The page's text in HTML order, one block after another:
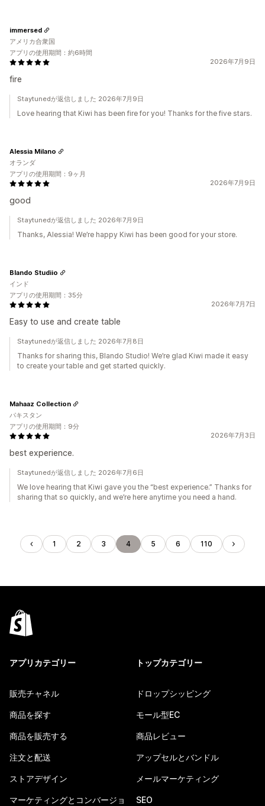
2026年7月9日
fire
immersed
アメリカ合衆国
アプリの使用期間：約6時間
Staytunedが返信しました 2026年7月9日
Love hearing that Kiwi has been fire for you! Thanks for the five stars.
2026年7月9日
good
Alessia Milano
オランダ
アプリの使用期間：9ヶ月
Staytunedが返信しました 2026年7月9日
Thanks, Alessia! We’re happy Kiwi has been good for your store.
2026年7月7日
Easy to use and create table
Blando Studiio
インド
アプリの使用期間：35分
Staytunedが返信しました 2026年7月8日
Thanks for sharing this, Blando Studio! We’re glad Kiwi made it easy
to create your table and get started quickly.
2026年7月3日
best experience.
Mahaaz Collection
パキスタン
アプリの使用期間：9分
Staytunedが返信しました 2026年7月6日
We love hearing that Kiwi gave you the “best experience.” Thanks for
sharing that so quickly, and we’re here anytime you need a hand.
1 2 3 4 5 6 110
アプリカテゴリー
販売チャネル
商品を探す
商品を販売する
注文と配送
ストアデザイン
マーケティングとコンバージョ
トップカテゴリー
ドロップシッピング
モール型EC
商品レビュー
アップセルとバンドル
メールマーケティング
SEO